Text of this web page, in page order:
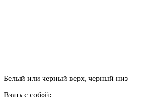
Белый или черный верх, черный низ
Взять с собой: